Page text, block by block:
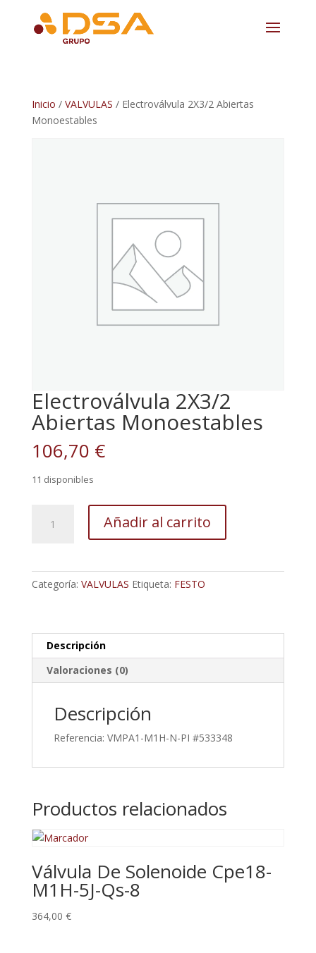
Inicio / VALVULAS / Electroválvula 2X3/2 Abiertas
Monoestables
Electroválvula 2X3/2
Abiertas Monoestables
106,70 €
11 disponibles
2X3/2
cantidad
Añadir al carrito
Categoría: VALVULAS Etiqueta: FESTO
Descripción
Valoraciones (0)
Descripción
Referencia: VMPA1-M1H-N-PI #533348
Productos relacionados
Válvula De Solenoide Cpe18-
M1H-5J-Qs-8
364,00 €